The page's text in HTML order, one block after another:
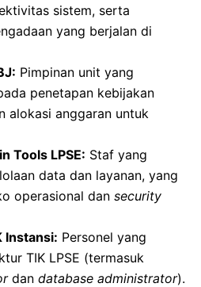
sistem, serta
yang berjalan di
Pimpinan unit yang
penetapan kebijakan
alokasi anggaran untuk
Tools LPSE: Staf yang
data dan layanan, yang
operasional dan security
Instansi: Personel yang
TIK LPSE (termasuk
dan database administrator).